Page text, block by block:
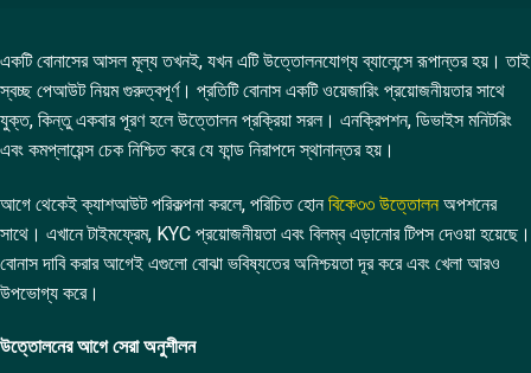
একটি বোনাসের আসল মূল্য তখনই, যখন এটি উত্তোলনযোগ্য ব্যালেন্সে রূপান্তর হয়। তাই
স্বচ্ছ পেআউট নিয়ম গুরুত্বপূর্ণ। প্রতিটি বোনাস একটি ওয়েজারিং প্রয়োজনীয়তার সাথে
যুক্ত, কিন্তু একবার পূরণ হলে উত্তোলন প্রক্রিয়া সরল। এনক্রিপশন, ডিভাইস মনিটরিং
এবং কমপ্লায়েন্স চেক নিশ্চিত করে যে ফান্ড নিরাপদে স্থানান্তর হয়।
আগে থেকেই ক্যাশআউট পরিকল্পনা করলে, পরিচিত হোনবিকে৩৩ উত্তোলনঅপশনের
সাথে। এখানে টাইমফ্রেম, KYC প্রয়োজনীয়তা এবং বিলম্ব এড়ানোর টিপস দেওয়া হয়েছে।
বোনাস দাবি করার আগেই এগুলো বোঝা ভবিষ্যতের অনিশ্চয়তা দূর করে এবং খেলা আরও
উপভোগ্য করে।
উত্তোলনের আগে সেরা অনুশীলন